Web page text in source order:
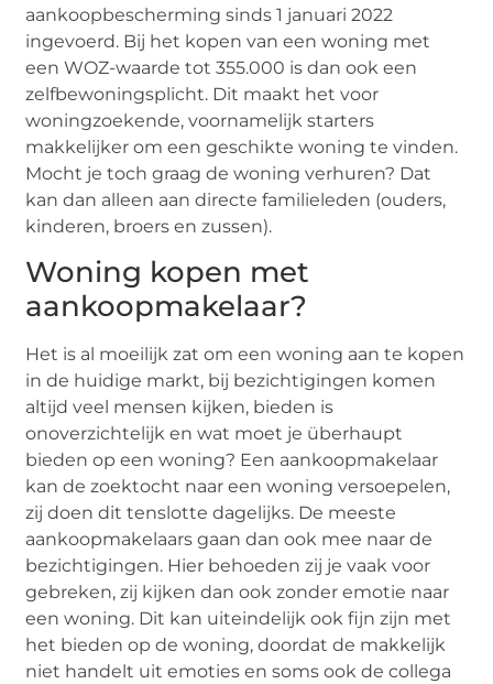
aankoopbescherming sinds 1 januari 2022
ingevoerd. Bij het kopen van een woning met
een WOZ-waarde tot 355.000 is dan ook een
zelfbewoningsplicht. Dit maakt het voor
woningzoekende, voornamelijk starters
makkelijker om een geschikte woning te vinden.
Mocht je toch graag de woning verhuren? Dat
kan dan alleen aan directe familieleden (ouders,
kinderen, broers en zussen).
Woning kopen met
aankoopmakelaar?
Het is al moeilijk zat om een woning aan te kopen
in de huidige markt, bij bezichtigingen komen
altijd veel mensen kijken, bieden is
onoverzichtelijk en wat moet je überhaupt
bieden op een woning? Een aankoopmakelaar
kan de zoektocht naar een woning versoepelen,
zij doen dit tenslotte dagelijks. De meeste
aankoopmakelaars gaan dan ook mee naar de
bezichtigingen. Hier behoeden zij je vaak voor
gebreken, zij kijken dan ook zonder emotie naar
een woning. Dit kan uiteindelijk ook fijn zijn met
het bieden op de woning, doordat de makkelijk
niet handelt uit emoties en soms ook de collega